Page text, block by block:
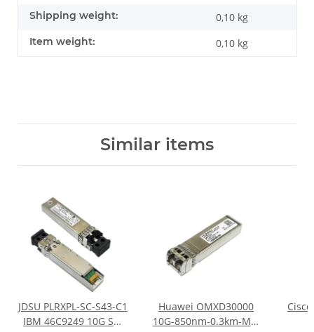
Shipping weight: 0,10 kg
Item weight: 0,10 kg
Similar items
JDSU PLRXPL-SC-S43-C1
IBM 46C9249 10G SW
Huawei OMXD30000
10G-850nm-0.3km-MM